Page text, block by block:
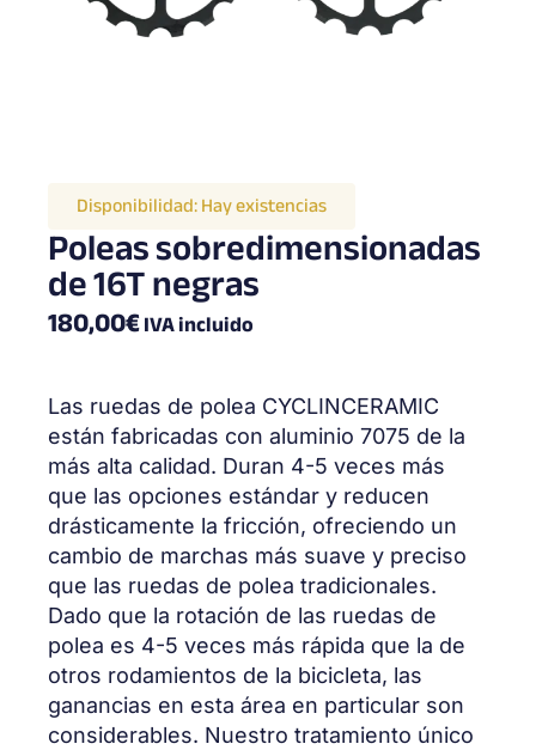
Disponibilidad:Hay existencias
Poleas sobredimensionadas
de 16T negras
180,00€IVA incluido
Las ruedas de polea CYCLINCERAMIC
están fabricadas con aluminio 7075 de la
más alta calidad. Duran 4-5 veces más
que las opciones estándar y reducen
drásticamente la fricción, ofreciendo un
cambio de marchas más suave y preciso
que las ruedas de polea tradicionales.
Dado que la rotación de las ruedas de
polea es 4-5 veces más rápida que la de
otros rodamientos de la bicicleta, las
ganancias en esta área en particular son
considerables. Nuestro tratamiento único